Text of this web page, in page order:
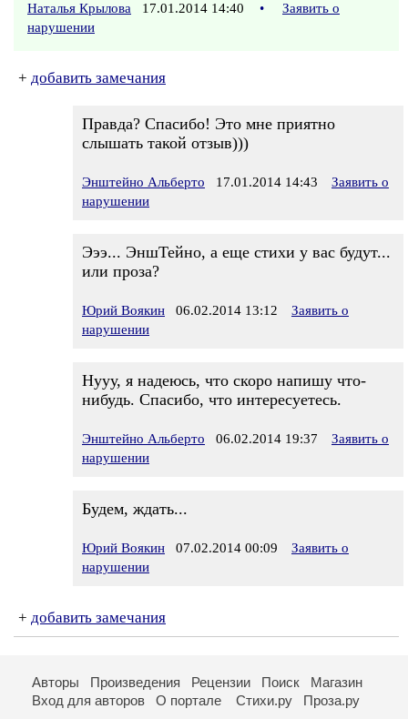
Наталья Крылова 17.01.2014 14:40 •
Заявить о
нарушении
+ добавить замечания
Правда? Спасибо! Это мне приятно
слышать такой отзыв)))
Энштейно Альберто 17.01.2014 14:43
Заявить о
нарушении
Эээ... ЭншТейно, а еще стихи у вас будут...
или проза?
Юрий Воякин 06.02.2014 13:12
Заявить о
нарушении
Нууу, я надеюсь, что скоро напишу что-
нибудь. Спасибо, что интересуетесь.
Энштейно Альберто 06.02.2014 19:37
Заявить о
нарушении
Будем, ждать...
Юрий Воякин 07.02.2014 00:09
Заявить о
нарушении
+ добавить замечания
Авторы Произведения Рецензии Поиск
Магазин
Вход для авторов
О портале Стихи.ру Проза.ру